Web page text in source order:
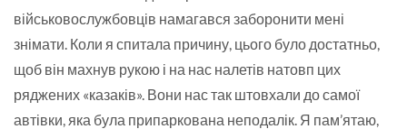
військовослужбовців намагався заборонити мені
знімати. Коли я спитала причину, цього було достатньо,
щоб він махнув рукою і на нас налетів натовп цих
ряджених «казаків». Вони нас так штовхали до самої
автівки, яка була припаркована неподалік. Я пам’ятаю,